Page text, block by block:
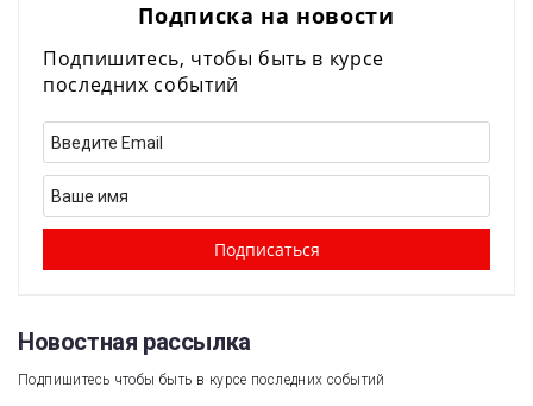
Подписка на новости
Подпишитесь, чтобы быть в курсе
последних событий
Новостная рассылка​
Подпишитесь чтобы быть в курсе последних событий